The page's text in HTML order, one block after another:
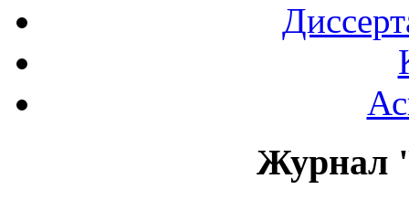
Журнал